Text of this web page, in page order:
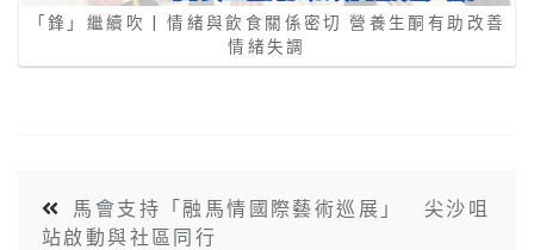
「鋒」繼續吹 | 情緒與飲食關係密切 營養生酮有助改善
情緒失調
馬會支持「融馬情國際藝術巡展」 尖沙咀
站啟動與社區同行